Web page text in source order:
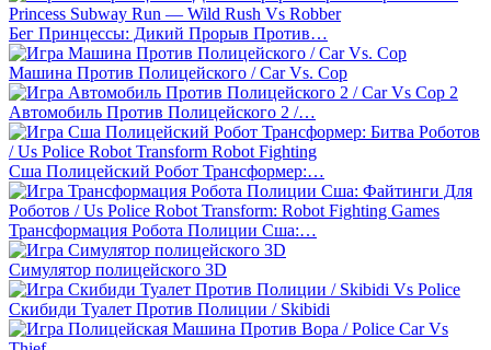
Бег Принцессы: Дикий Прорыв Против…
Машина Против Полицейского / Car Vs. Cop
Автомобиль Против Полицейского 2 /…
Сша Полицейский Робот Трансформер:…
Трансформация Робота Полиции Сша:…
Симулятор полицейского 3D
Скибиди Туалет Против Полиции / Skibidi